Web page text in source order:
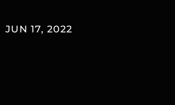
JUN 17, 2022